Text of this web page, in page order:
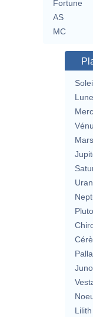
Fortune
AS
MC
Lune
Mars
Lilith